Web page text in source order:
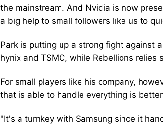
the mainstream. And Nvidia is now
a big help to small followers like us to
Park is putting up a strong fight against
hynix and TSMC, while Rebellions relies
For small players like his company,
that is able to handle everything is
"It's a turnkey with Samsung since it